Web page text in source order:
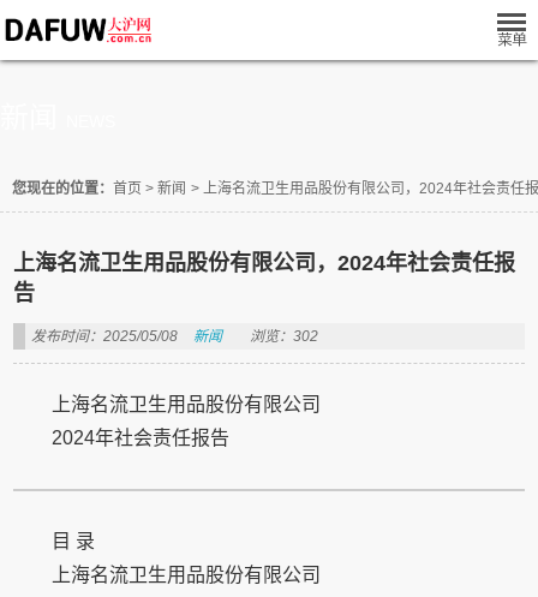
您现在的位置： 首页 > 新闻 > 上海名流卫生用品股份有限公司，2024年社会责任
上海名流卫生用品股份有限公司，2024年社会责任报
告
发布时间：2025/05/08 新闻 浏览：302
上海名流卫生用品股份有限公司
2024年社会责任报告
目 录
上海名流卫生用品股份有限公司